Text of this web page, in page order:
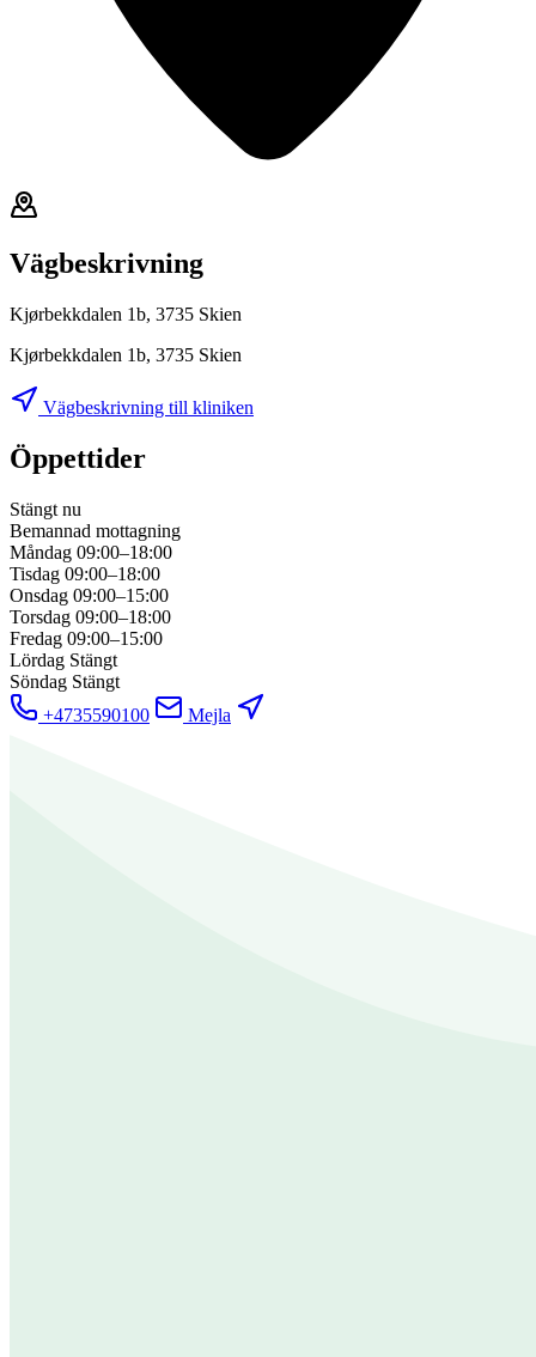
Vägbeskrivning
Kjørbekkdalen 1b, 3735 Skien
Kjørbekkdalen 1b, 3735 Skien
Vägbeskrivning till kliniken
Öppettider
Stängt nu
Bemannad mottagning
Måndag 09:00–18:00
Tisdag 09:00–18:00
Onsdag 09:00–15:00
Torsdag 09:00–18:00
Fredag 09:00–15:00
Lördag Stängt
Söndag Stängt
+4735590100
Mejla